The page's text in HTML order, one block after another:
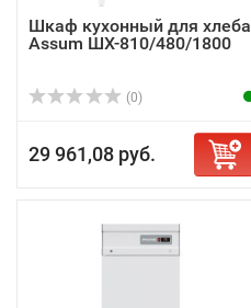
Шкаф кухонный для хлеба
Assum ШХ-810/480/1800
(0)
29 961,08 руб.